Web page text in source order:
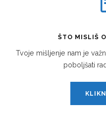
ŠTO MISLIŠ
Tvoje mišljenje nam je
poboljšati